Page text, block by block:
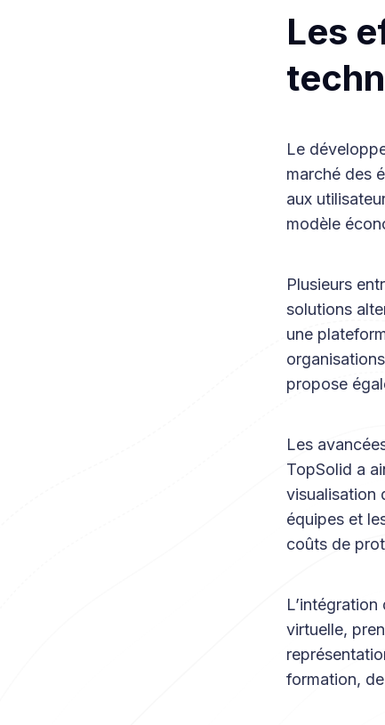
Les
Le
marché des
aux
modèle
Plusieurs
solutions
une
propose
Les
TopSolid a
visualisation
équipes et
coûts de
virtuelle,
formation,